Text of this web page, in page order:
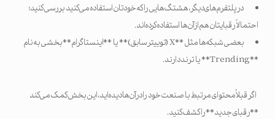
در پلتفرم‌های دیگر، هشتگ‌هایی را که خودتان استفاده می‌کنید بررسی کنید؛
احتمالاً رقبایتان هم از آن‌ها استفاده کرده‌اند.
بعضی شبکه‌ها مثل **X (توییتر سابق)** یا **اینستاگرام** بخشی به نام
**Trending** یا ترند دارند.
اگر قبلاً محتوای مرتبط با صنعت خود را در آن‌ها دیده‌اید، این بخش کمک می‌کند
**رقبای جدید** را کشف کنید.